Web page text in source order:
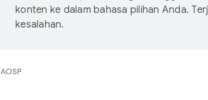
konten ke dalam bahasa pilihan Anda.
kesalahan.
AOSP